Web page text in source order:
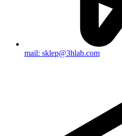
mail: sklep@3hlab.com